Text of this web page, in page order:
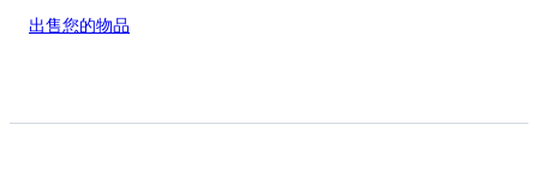
出售您的物品